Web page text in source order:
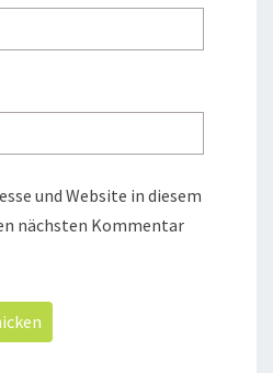
und Website in diesem
nächsten Kommentar